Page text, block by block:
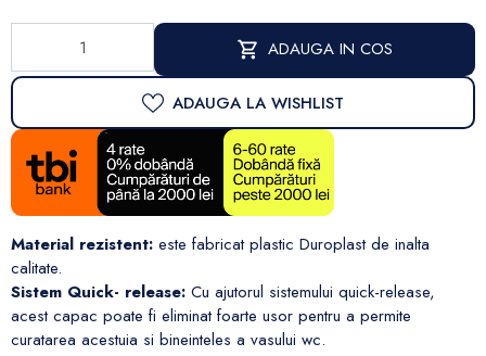
ADAUGA IN COS
ADAUGA LA WISHLIST
Material rezistent: este fabricat plastic Duroplast de inalta
calitate.
Sistem Quick- release: Cu ajutorul sistemului quick-release,
acest capac poate fi eliminat foarte usor pentru a permite
curatarea acestuia si bineinteles a vasului wc.